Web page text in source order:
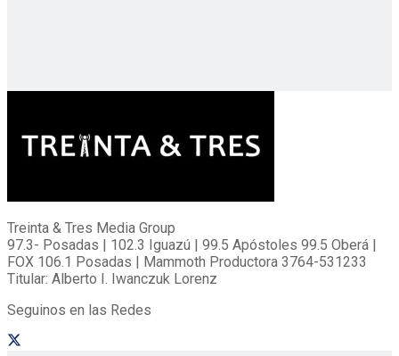
Treinta & Tres Media Group
97.3- Posadas | 102.3 Iguazú | 99.5 Apóstoles 99.5 Oberá |
FOX 106.1 Posadas | Mammoth Productora 3764-531233
Titular: Alberto I. Iwanczuk Lorenz
Seguinos en las Redes